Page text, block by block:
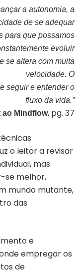
a autonomia, a
de se adequar
para que possamos
evoluir
se altera com muita
velocidade. O
seguir e entender o
fluxo da vida.”
ao Mindflow, pg. 37
o leitor a revisar
mas
se melhor,
mundo mutante,
das
e
empregar os
de